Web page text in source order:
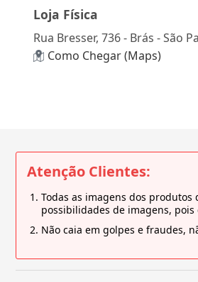
Loja Física
Rua Bresser, 736 - Brás - São
Como Chegar (Maps)
Atenção Clientes:
Todas as imagens dos
possibilidades de imagens,
Não caia em golpes e fraudes,